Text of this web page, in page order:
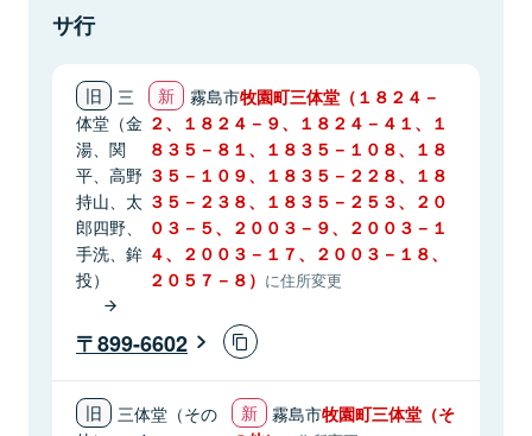
サ行
三
体堂（金
湯、関
平、高野
持山、太
郎四野、
手洗、鉾
投）
霧島市牧園町三体堂（１８２４－
２、１８２４－９、１８２４－４１、１
８３５－８１、１８３５－１０８、１８
３５－１０９、１８３５－２２８、１８
３５－２３８、１８３５－２５３、２０
０３－５、２００３－９、２００３－１
４、２００３－１７、２００３－１８、
２０５７－８） に住所変更
899-6602
三体堂（その
霧島市牧園町三体堂（そ